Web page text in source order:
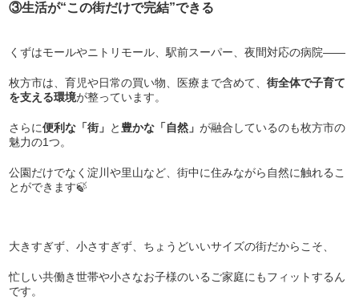
③生活が“この街だけで完結”できる
くずはモールやニトリモール、駅前スーパー、夜間対応の病院――
枚方市は、育児や日常の買い物、医療まで含めて、街全体で子育て
を支える環境が整っています。
さらに便利な「街」 と 豊かな「自然」が融合しているのも枚方市の
魅力の1つ。
公園だけでなく淀川や里山など、街中に住みながら自然に触れるこ
とができます🍃
大きすぎず、小さすぎず、ちょうどいいサイズの街だからこそ、
忙しい共働き世帯や小さなお子様のいるご家庭にもフィットするん
です。